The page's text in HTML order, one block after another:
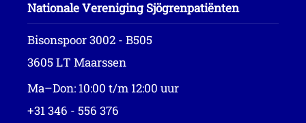
Nationale Vereniging Sjögrenpatiënten
Bisonspoor 3002 - B505
3605 LT Maarssen
Ma–Don: 10:00 t/m 12:00 uur
+31 346 - 556 376